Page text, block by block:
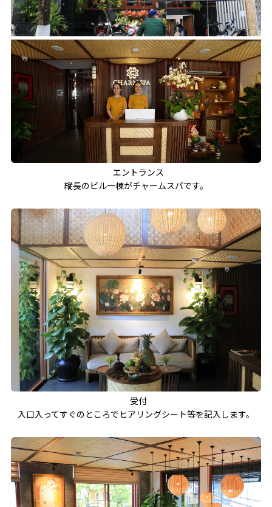
エントランス
縦長のビル一棟がチャームスパです。
受付
入口入ってすぐのところでヒアリングシート等を記入します。